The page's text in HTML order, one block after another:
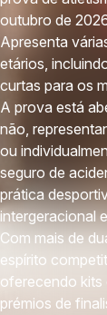
outubro de
Apresenta
etários,
curtas para os
A prova está
não,
ou
seguro de
prática
intergeracional
Com mais de
espírito
oferecendo kits
prémios de